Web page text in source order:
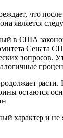
что
является
в США
Сената
вопросов.
остаются
характер и не